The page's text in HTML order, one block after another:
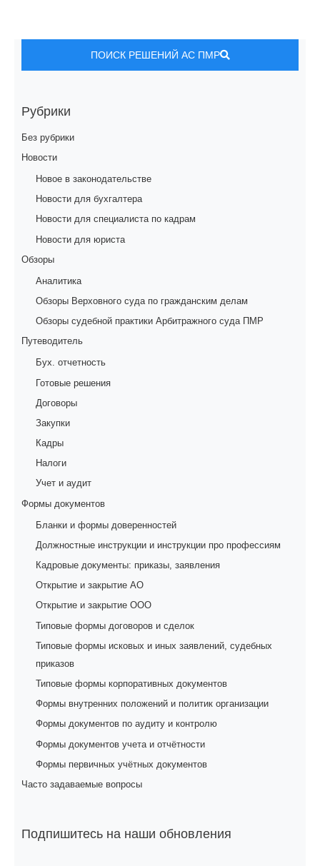
ПОИСК РЕШЕНИЙ АС ПМР
Рубрики
Без рубрики
Новости
Новое в законодательстве
Новости для бухгалтера
Новости для специалиста по кадрам
Новости для юриста
Обзоры
Аналитика
Обзоры Верховного суда по гражданским делам
Обзоры судебной практики Арбитражного суда ПМР
Путеводитель
Бух. отчетность
Готовые решения
Договоры
Закупки
Кадры
Налоги
Учет и аудит
Формы документов
Бланки и формы доверенностей
Должностные инструкции и инструкции про профессиям
Кадровые документы: приказы, заявления
Открытие и закрытие АО
Открытие и закрытие ООО
Типовые формы договоров и сделок
Типовые формы исковых и иных заявлений, судебных
приказов
Типовые формы корпоративных документов
Формы внутренних положений и политик организации
Формы документов по аудиту и контролю
Формы документов учета и отчётности
Формы первичных учётных документов
Часто задаваемые вопросы
Подпишитесь на наши обновления